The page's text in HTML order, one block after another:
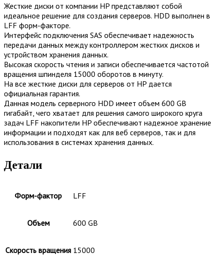
HDD
[653952-
001]
Жесткие диски от компании HP представляют собой
идеальное решение для создания серверов. HDD выполнен в
LFF форм-факторе.
Интерфейс подключения SAS обеспечивает надежность
передачи данных между контроллером жестких дисков и
устройством хранения данных.
Высокая скорость чтения и записи обеспечивается частотой
вращения шпинделя 15000 оборотов в минуту.
На все жесткие диски для серверов от HP дается
официальная гарантия.
Данная модель серверного HDD имеет объем 600 GB
гигабайт, чего хватает для решения самого широкого круга
задач LFF накопители HP обеспечивают надежное хранение
информации и подходят как для веб серверов, так и для
использования в системах хранения данных.
Детали
Форм-фактор LFF
Объем 600 GB
Скорость вращения 15000